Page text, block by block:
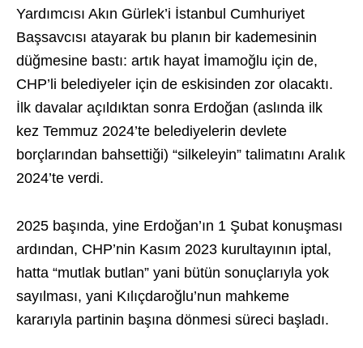
Yardımcısı Akın Gürlek’i İstanbul Cumhuriyet
Başsavcısı atayarak bu planın bir kademesinin
düğmesine bastı: artık hayat İmamoğlu için de,
CHP’li belediyeler için de eskisinden zor olacaktı.
İlk davalar açıldıktan sonra Erdoğan (aslında ilk
kez Temmuz 2024’te belediyelerin devlete
borçlarından bahsettiği) “silkeleyin” talimatını Aralık
2024’te verdi.
2025 başında, yine Erdoğan’ın 1 Şubat konuşması
ardından, CHP’nin Kasım 2023 kurultayının iptal,
hatta “mutlak butlan” yani bütün sonuçlarıyla yok
sayılması, yani Kılıçdaroğlu’nun mahkeme
kararıyla partinin başına dönmesi süreci başladı.